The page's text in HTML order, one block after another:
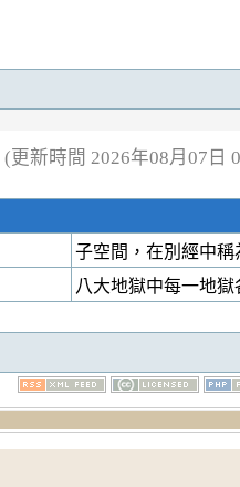
(更新時間 2026年08月07日
子空間，在別經中稱
八大地獄中每一地獄